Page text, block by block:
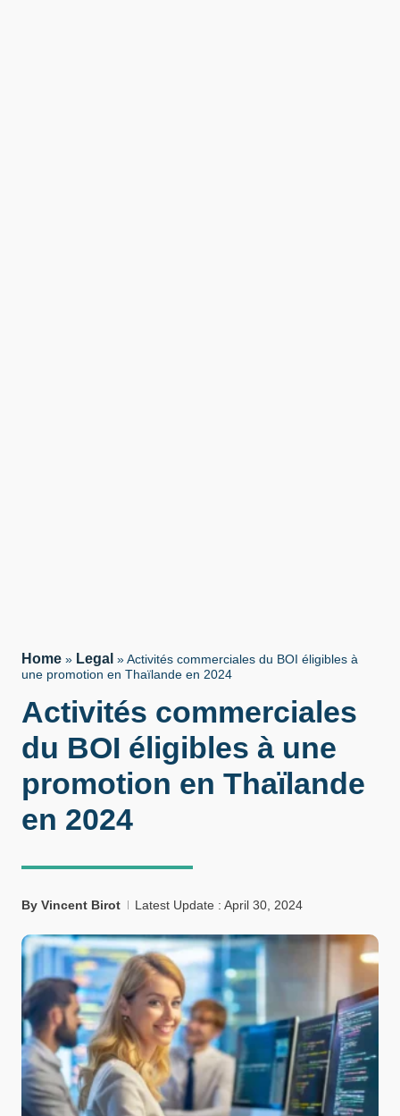
Home » Legal »Activités commerciales du BOI éligibles à
une promotion en Thaïlande en 2024
Activités commerciales
du BOI éligibles à une
promotion en Thaïlande
en 2024
By Vincent Birot Latest Update : April 30, 2024